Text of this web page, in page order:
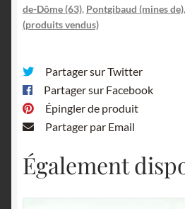
de-Dôme (63), Pontgibaud (mines de),
(produits vendus)
Partager sur Twitter
Partager sur Facebook
Épingler de produit
Partager par Email
Également